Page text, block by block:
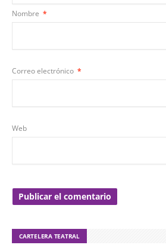
Nombre *
Correo electrónico *
Web
CARTELERA TEATRAL